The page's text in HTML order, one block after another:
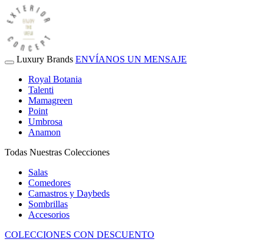
Luxury Brands ENVÍANOS UN MENSAJE
Royal Botania
Talenti
Mamagreen
Point
Umbrosa
Anamon
Todas Nuestras Colecciones
Salas
Comedores
Camastros y Daybeds
Sombrillas
Accesorios
COLECCIONES CON DESCUENTO